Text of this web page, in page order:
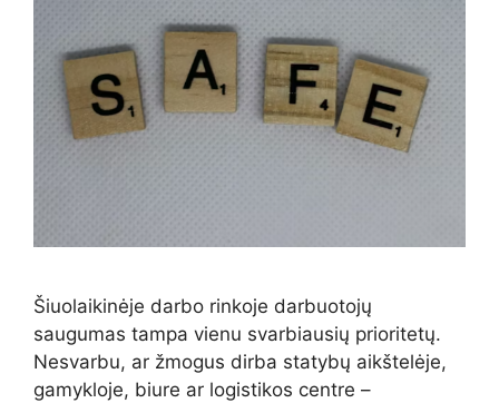
Šiuolaikinėje darbo rinkoje darbuotojų
saugumas tampa vienu svarbiausių prioritetų.
Nesvarbu, ar žmogus dirba statybų aikštelėje,
gamykloje, biure ar logistikos centre –